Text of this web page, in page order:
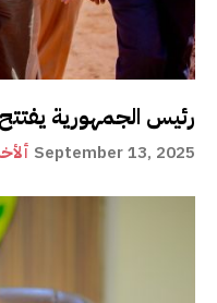
رئيس الجمهورية
September 13, 2025